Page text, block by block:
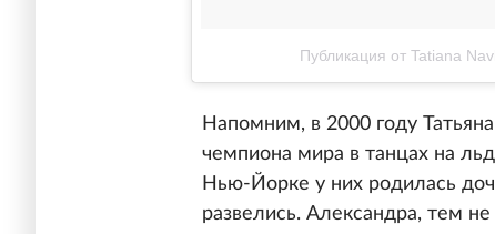
Публикация от Tatiana
Напомним, в 2000 году
чемпиона мира в танцах на
Нью-Йорке у них родилась
развелись. Александра, тем